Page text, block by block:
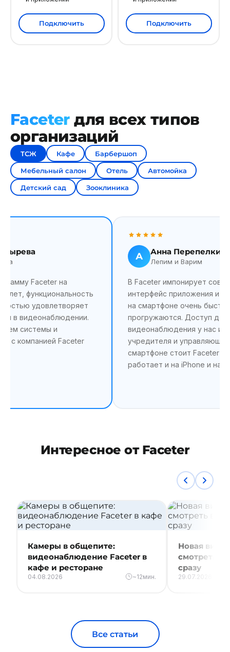
Подключить Подключить
Faceterдля всех типов
организаций
ТСЖ Кафе Барбершоп
Мебельный салон Отель Автомойка
Детский сад Зооклиника
Faceter на
лет, функциональность
удовлетворяет
в видеонаблюдении.
системы и
с компанией Faceter
А Анна
Лепим и Варим
В Faceter импонирует
интерфейс приложения и
на смартфоне очень
прогружаются. Доступ до
видеонаблюдения у нас
учредителя и
смартфоне стоит Faceter —
работает и на iPhone и на
Интересное от Faceter
Камеры в общепите:
видеонаблюдение Faceter в
кафе и ресторане
04.08.2026 ~12мин.
Новая
смотреть
сразу
29.07.2026
Все статьи